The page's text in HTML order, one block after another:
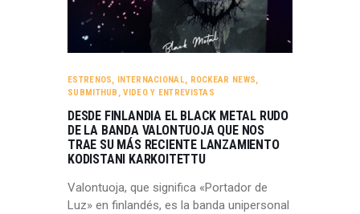
ESTRENOS, INTERNACIONAL, ROCKEAR NEWS,
SUBMITHUB ,VIDEO Y ENTREVISTAS
DESDE FINLANDIA EL BLACK METAL RUDO
DE LA BANDA VALONTUOJA QUE NOS
TRAE SU MÁS RECIENTE LANZAMIENTO
KODISTANI KARKOITETTU
Valontuoja, que significa «Portador de
Luz» en finlandés, es la banda unipersonal